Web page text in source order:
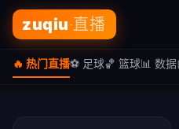
zuqiu·直播
🔥 热门直播⚽ 足球🏀 篮球📊 数据